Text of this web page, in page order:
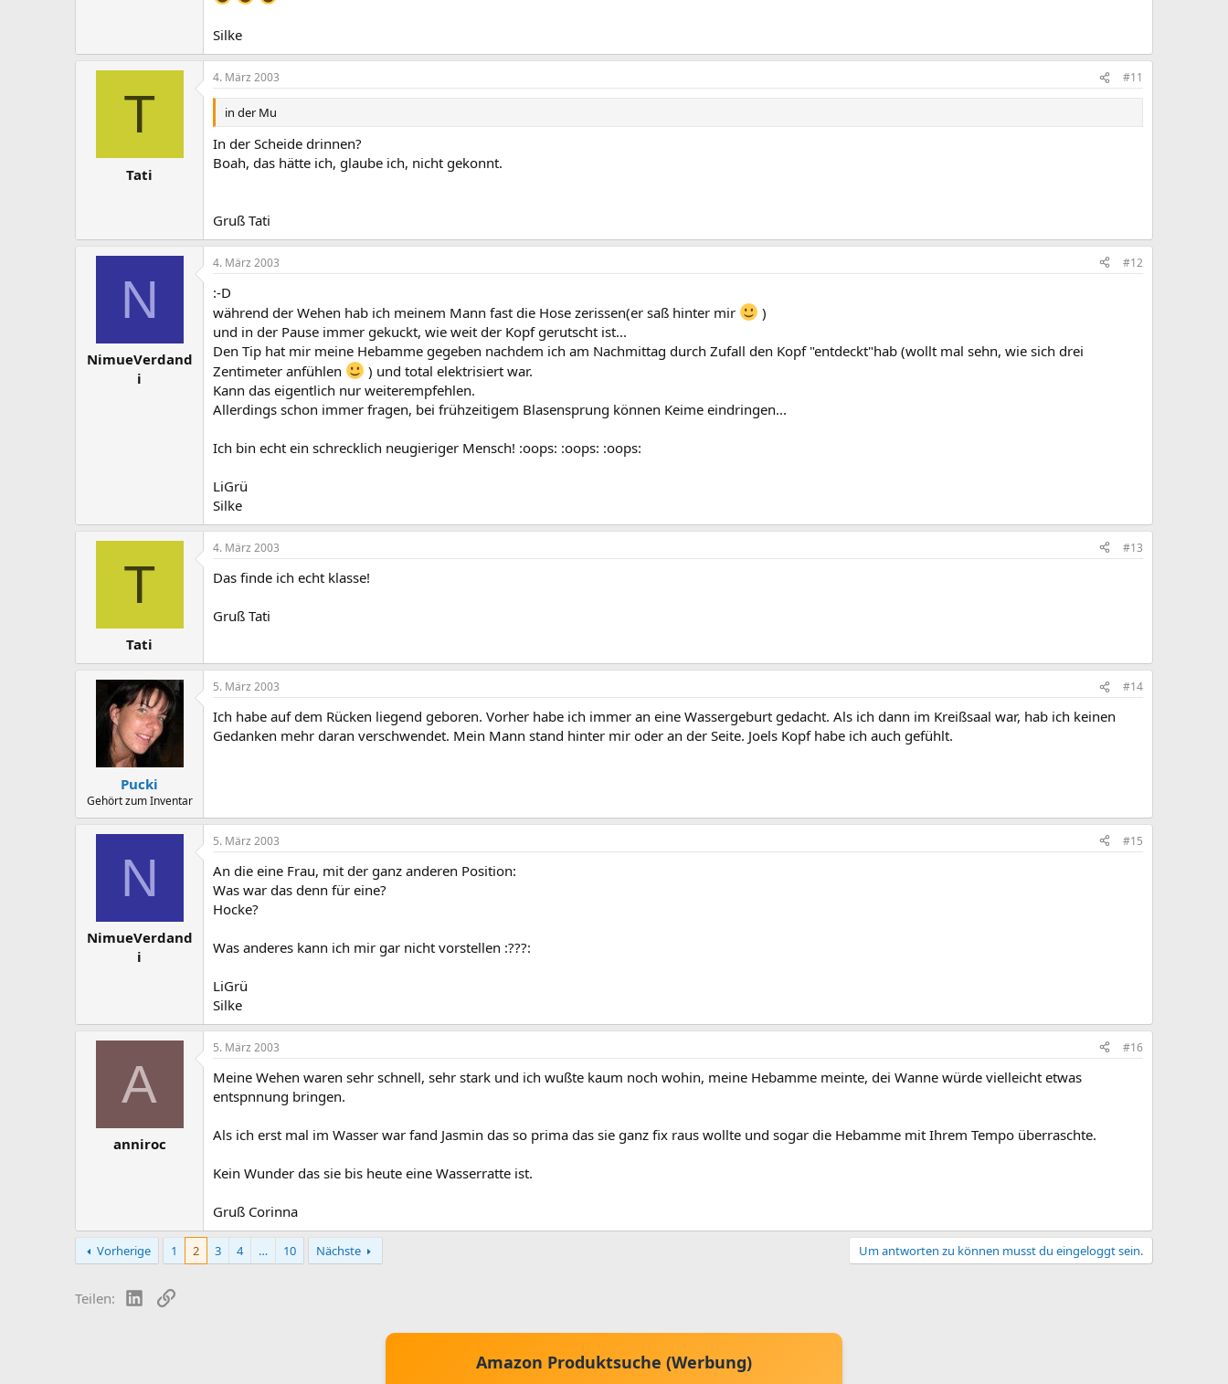
Silke
T
Tati
4. März 2003 #11
in der Mu
In der Scheide drinnen?
Boah, das hätte ich, glaube ich, nicht gekonnt.
Gruß Tati
N
NimueVerdand
i
4. März 2003 #12
:-D
während der Wehen hab ich meinem Mann fast die Hose zerissen(er saß hinter mir
)
und in der Pause immer gekuckt, wie weit der Kopf gerutscht ist...
Den Tip hat mir meine Hebamme gegeben nachdem ich am Nachmittag durch Zufall den Kopf "entdeckt"hab (wollt mal sehn, wie sich drei
Zentimeter anfühlen
) und total elektrisiert war.
Kann das eigentlich nur weiterempfehlen.
Allerdings schon immer fragen, bei frühzeitigem Blasensprung können Keime eindringen...
Ich bin echt ein schrecklich neugieriger Mensch! :oops: :oops: :oops:
LiGrü
Silke
T
Tati
4. März 2003 #13
Das finde ich echt klasse!
Gruß Tati
Pucki
Gehört zum Inventar
5. März 2003 #14
Ich habe auf dem Rücken liegend geboren. Vorher habe ich immer an eine Wassergeburt gedacht. Als ich dann im Kreißsaal war, hab ich keinen
Gedanken mehr daran verschwendet. Mein Mann stand hinter mir oder an der Seite. Joels Kopf habe ich auch gefühlt.
N
NimueVerdand
i
5. März 2003 #15
An die eine Frau, mit der ganz anderen Position:
Was war das denn für eine?
Hocke?
Was anderes kann ich mir gar nicht vorstellen :???:
LiGrü
Silke
A
anniroc
5. März 2003 #16
Meine Wehen waren sehr schnell, sehr stark und ich wußte kaum noch wohin, meine Hebamme meinte, dei Wanne würde vielleicht etwas
entspnnung bringen.
Als ich erst mal im Wasser war fand Jasmin das so prima das sie ganz fix raus wollte und sogar die Hebamme mit Ihrem Tempo überraschte.
Kein Wunder das sie bis heute eine Wasserratte ist.
Gruß Corinna
Vorherige 1 2 3 4 … 10 Nächste Um antworten zu können musst du eingeloggt sein.
Teilen: LinkedIn
Link
Amazon Produktsuche (Werbung)